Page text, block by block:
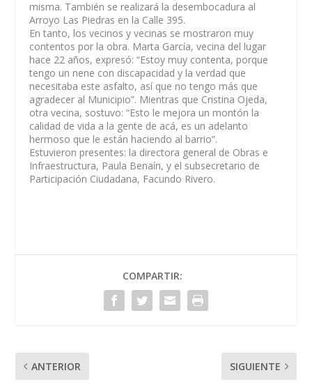
misma. También se realizará la desembocadura al
Arroyo Las Piedras en la Calle 395.
En tanto, los vecinos y vecinas se mostraron muy
contentos por la obra. Marta García, vecina del lugar
hace 22 años, expresó: “Estoy muy contenta, porque
tengo un nene con discapacidad y la verdad que
necesitaba este asfalto, así que no tengo más que
agradecer al Municipio”. Mientras que Cristina Ojeda,
otra vecina, sostuvo: “Esto le mejora un montón la
calidad de vida a la gente de acá, es un adelanto
hermoso que le están haciendo al barrio”.
Estuvieron presentes: la directora general de Obras e
Infraestructura, Paula Benaín, y el subsecretario de
Participación Ciudadana, Facundo Rivero.
COMPARTIR:
ANTERIOR SIGUIENTE